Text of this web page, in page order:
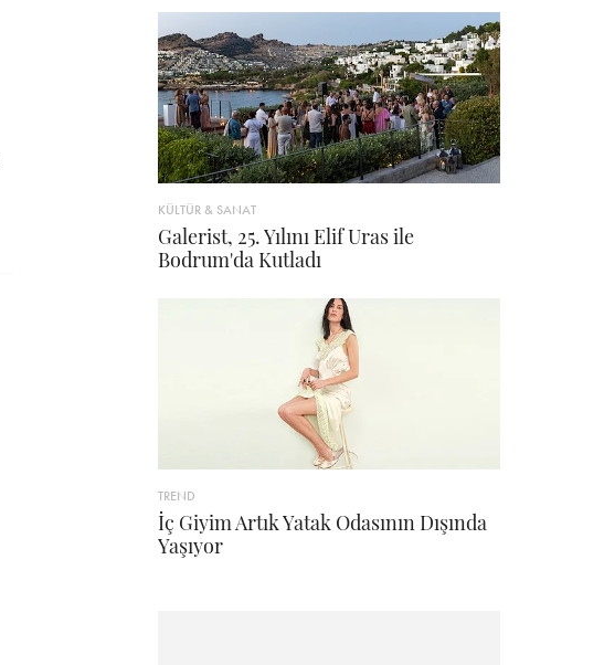
KÜLTÜR & SANAT
Galerist, 25. Yılını Elif Uras ile
Bodrum'da Kutladı
TREND
İç Giyim Artık Yatak Odasının Dışında
Yaşıyor